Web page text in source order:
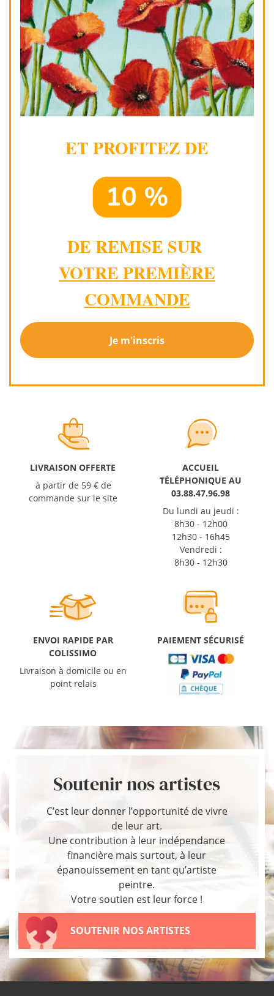
ET PROFITEZ DE
DE REMISE SUR
VOTRE PREMIÈRE
COMMANDE
Je m'inscris
LIVRAISON OFFERTE
à partir de 59 € de
commande sur le site
ACCUEIL
TÉLÉPHONIQUE AU
03.88.47.96.98
Du lundi au jeudi :
8h30 - 12h00
12h30 - 16h45
Vendredi :
8h30 - 12h30
ENVOI RAPIDE PAR
COLISSIMO
Livraison à domicile ou en
point relais
PAIEMENT SÉCURISÉ
Soutenir nos artistes
C’est leur donner l’opportunité de vivre
de leur art.
Une contribution à leur indépendance
financière mais surtout, à leur
épanouissement en tant qu’artiste
peintre.
Votre soutien est leur force !
SOUTENIR NOS ARTISTES